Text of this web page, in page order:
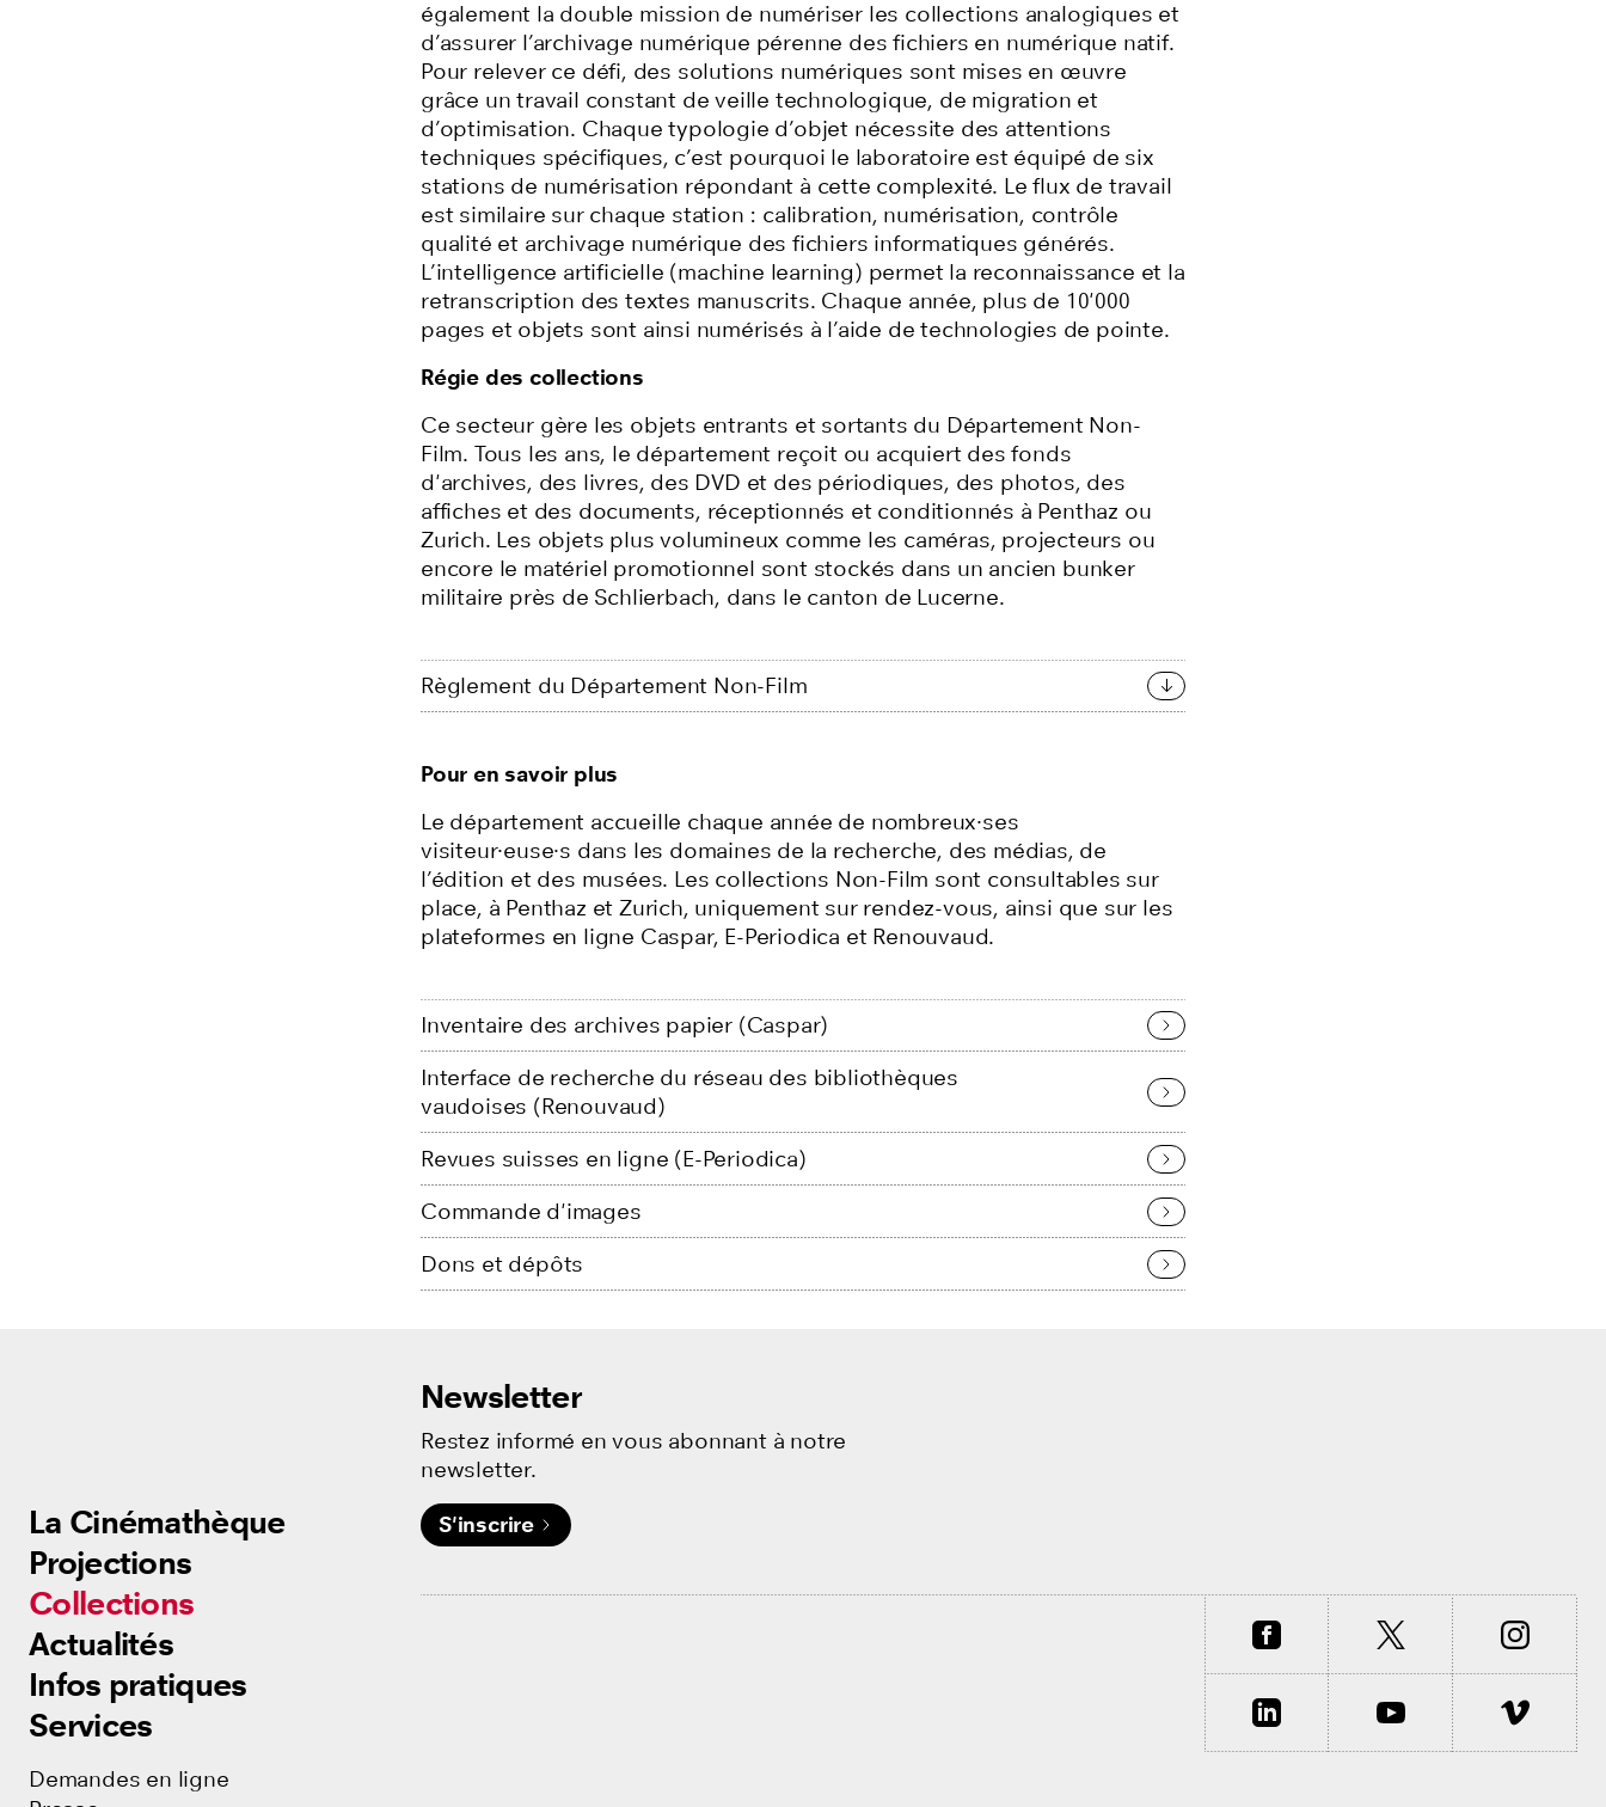
La Cinémathèque
Projections
Collections
Actualités
Infos pratiques
Services
Demandes en ligne
La Cinémathèque
Projections
Collections
Actualités
Infos pratiques
Services
Demandes en ligne
également la double mission de numériser les collections analogiques et
d’assurer l’archivage numérique pérenne des fichiers en numérique natif.
Pour relever ce défi, des solutions numériques sont mises en œuvre
grâce un travail constant de veille technologique, de migration et
d’optimisation. Chaque typologie d’objet nécessite des attentions
techniques spécifiques, c’est pourquoi le laboratoire est équipé de six
stations de numérisation répondant à cette complexité. Le flux de travail
est similaire sur chaque station : calibration, numérisation, contrôle
qualité et archivage numérique des fichiers informatiques générés.
L’intelligence artificielle (machine learning) permet la reconnaissance et la
retranscription des textes manuscrits. Chaque année, plus de 10'000
pages et objets sont ainsi numérisés à l’aide de technologies de pointe.
Régie des collections
Ce secteur gère les objets entrants et sortants du DépartementNon-
Film. Tous les ans, le département reçoit ou acquiert des fonds
d'archives, des livres, des DVD et des périodiques, des photos, des
affiches et des documents, réceptionnés et conditionnés à Penthaz ou
Zurich. Les objets plus volumineux comme les caméras, projecteurs ou
encore le matériel promotionnel sont stockés dans un ancien bunker
militaire près de Schlierbach, dans le canton de Lucerne.
Règlement du Département Non-Film
Pour en savoir plus
Le département accueille chaque année de nombreux·ses
visiteur·euse·s dans les domaines de la recherche, des médias, de
l’édition et des musées. Les collections Non-Film sont consultables sur
place, à Penthaz et Zurich, uniquement sur rendez-vous, ainsi que sur les
plateformes en ligne Caspar, E-Periodica et Renouvaud.
Inventaire des archives papier (Caspar)
Interface de recherche du réseau des bibliothèques
vaudoises (Renouvaud)
Revues suisses en ligne (E-Periodica)
Commande d'images
Dons et dépôts
Newsletter
Restez informé en vous abonnant à notre
newsletter.
S'inscrire